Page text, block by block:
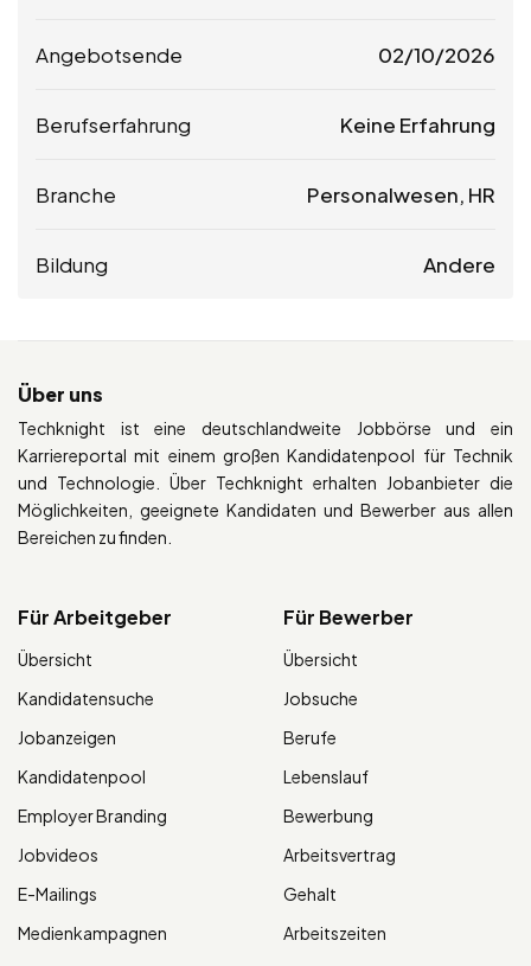
Angebotsende 02/10/2026
Berufserfahrung Keine Erfahrung
Branche Personalwesen, HR
Bildung Andere
Über uns
Techknight ist eine deutschlandweite Jobbörse und ein
Karriereportal mit einem großen Kandidatenpool für Technik
und Technologie. Über Techknight erhalten Jobanbieter die
Möglichkeiten, geeignete Kandidaten und Bewerber aus allen
Bereichen zu finden.
Für Arbeitgeber
Übersicht
Kandidatensuche
Jobanzeigen
Kandidatenpool
Employer Branding
Jobvideos
E-Mailings
Medienkampagnen
Für Bewerber
Übersicht
Jobsuche
Berufe
Lebenslauf
Bewerbung
Arbeitsvertrag
Gehalt
Arbeitszeiten